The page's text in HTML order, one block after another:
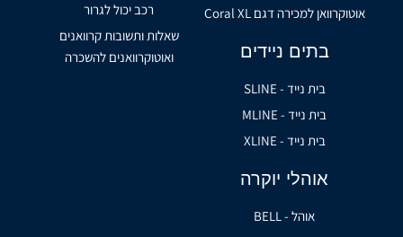
אוטוקרוואן למכירה דגם Coral XL
בתים ניידים
בית נייד - SLINE
בית נייד - MLINE
בית נייד - XLINE
אוהלי יוקרה
אוהל - BELL
רכב יכול לגרור
שאלות ותשובות קרוואנים
ואוטוקרוואנים להשכרה